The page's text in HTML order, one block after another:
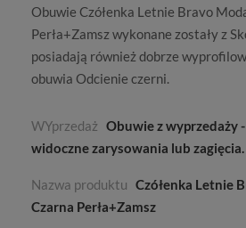
Obuwie Czółenka Letnie Bravo
Perła+Zamsz wykonane zostały z
posiadają również dobrze
obuwia Odcienie czerni.
WYprzedaż Obuwie z wyprzedaży
widoczne zarysowania lub zagięcia.
Nazwa produktu Czółenka Letnie
Czarna Perła+Zamsz